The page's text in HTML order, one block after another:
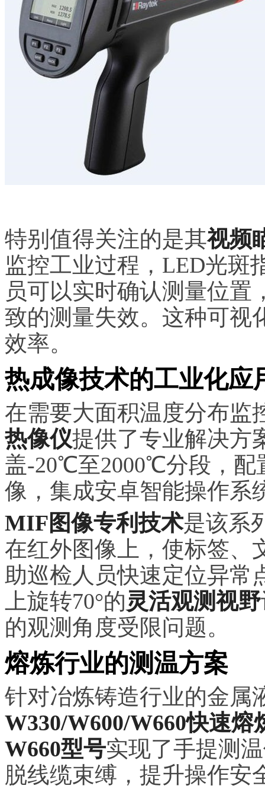
特别值得关注的是其视频
监控工业过程，LED光斑
员可以实时确认测量位置
致的测量失效。这种可视
效率。
热成像技术的工业化应
在需要大面积温度分布监
热像仪提供了专业解决方
盖-20℃至2000℃分段，配
像，集成安卓智能操作系
MIF图像专利技术是该系
在红外图像上，使标签、
助巡检人员快速定位异常
上旋转70°的灵活观测视野
的观测角度受限问题。
熔炼行业的测温方案
针对冶炼铸造行业的金属
W330/W600/W660快速熔
W660型号实现了手提测
脱线缆束缚，提升操作安